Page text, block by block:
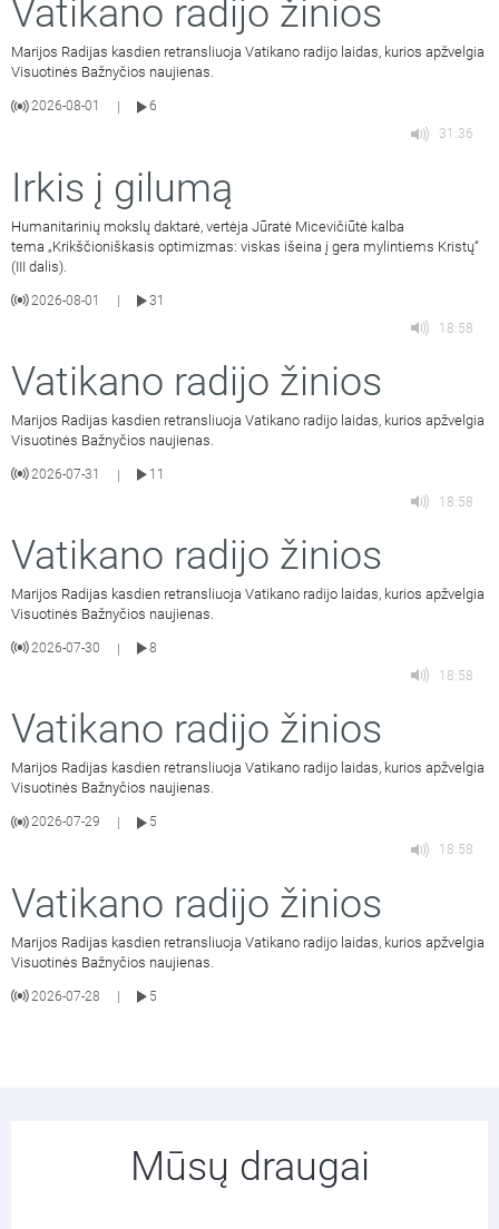
Vatikano radijo žinios
Marijos Radijas kasdien retransliuoja Vatikano radijo laidas, kurios apžvelgia
Visuotinės Bažnyčios naujienas.
2026-08-01
6
31:36
Irkis į gilumą
Humanitarinių mokslų daktarė, vertėja Jūratė Micevičiūtė kalba
tema „Krikščioniškasis optimizmas: viskas išeina į gera mylintiems Kristų“
(III dalis).
2026-08-01
31
18:58
Vatikano radijo žinios
Marijos Radijas kasdien retransliuoja Vatikano radijo laidas, kurios apžvelgia
Visuotinės Bažnyčios naujienas.
2026-07-31 |
11
18:58
Vatikano radijo žinios
Marijos Radijas kasdien retransliuoja Vatikano radijo laidas, kurios apžvelgia
Visuotinės Bažnyčios naujienas.
2026-07-30 |
8
18:58
Vatikano radijo žinios
Marijos Radijas kasdien retransliuoja Vatikano radijo laidas, kurios apžvelgia
Visuotinės Bažnyčios naujienas.
2026-07-29
5
18:58
Vatikano radijo žinios
Marijos Radijas kasdien retransliuoja Vatikano radijo laidas, kurios apžvelgia
Visuotinės Bažnyčios naujienas.
2026-07-28 5
Mūsų draugai